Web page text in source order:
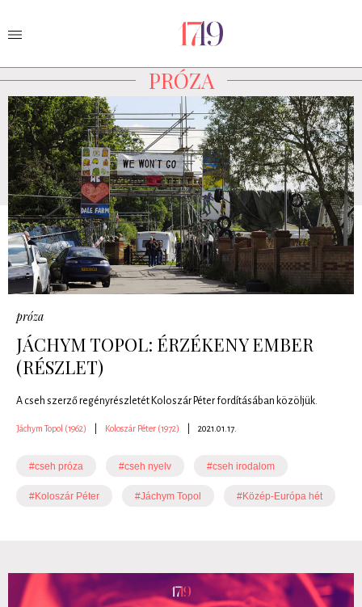
PRÓZA
próza
JÁCHYM TOPOL: ÉRZÉKENY EMBER
(RÉSZLET)
A cseh szerző regényrészletét Koloszár Péter fordításában közöljük.
Jáchym Topol (1962) Koloszár Péter (1972) 2021.01.17.
#cseh próza #cseh nyelv #cseh irodalom
#Koloszár Péter #Jáchym Topol #Közép-Európa hét